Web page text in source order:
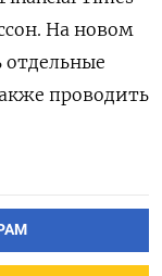
На новом
отдельные
проводить